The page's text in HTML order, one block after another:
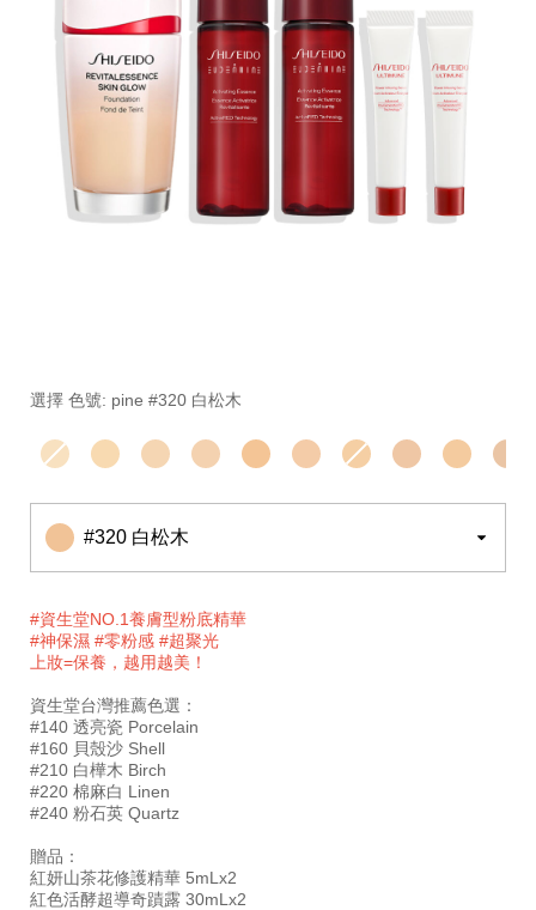
編
SB000002334
變
選擇 色號: pine #320 白松木
#320 白松木
#資生堂NO.1養膚型粉底精華
#神保濕 #零粉感 #超聚光
上妝=保養，越用越美！
資生堂台灣推薦色選：
#140 透亮瓷 Porcelain
#160 貝殼沙 Shell
#210 白樺木 Birch
#220 棉麻白 Linen
#240 粉石英 Quartz
贈品：
紅妍山茶花修護精華 5mLx2
紅色活酵超導奇蹟露 30mLx2